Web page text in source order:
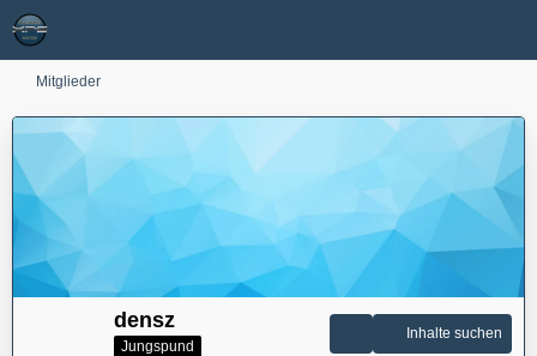
Mitglieder
densz
Jungspund
Inhalte suchen